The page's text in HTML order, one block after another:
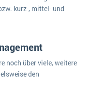
kurz-, mittel- und
noch über viele, weitere
den